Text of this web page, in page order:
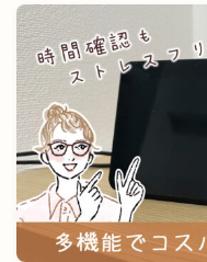
便利グッズ
お金の話
ほのぼの日記
プロフィール